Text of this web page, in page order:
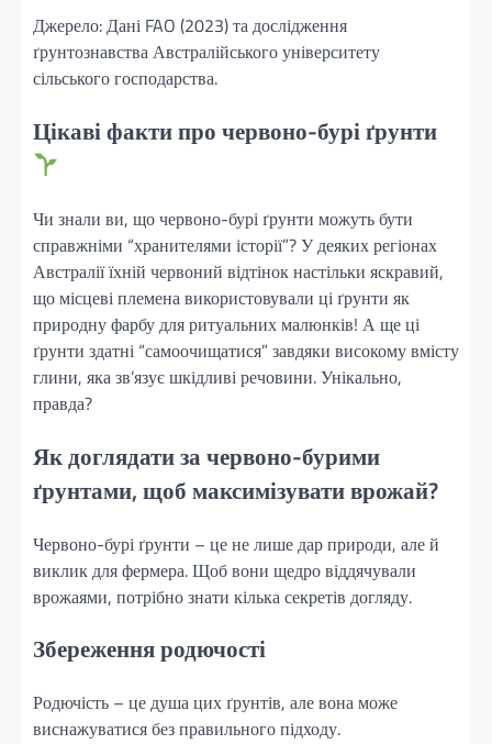
Джерело: Дані FAO (2023) та дослідження
ґрунтознавства Австралійського університету
сільського господарства.
Цікаві факти про червоно-бурі ґрунти
Чи знали ви, що червоно-бурі ґрунти можуть бути
справжніми “хранителями історії”? У деяких регіонах
Австралії їхній червоний відтінок настільки яскравий,
що місцеві племена використовували ці ґрунти як
природну фарбу для ритуальних малюнків! А ще ці
ґрунти здатні “самоочищатися” завдяки високому вмісту
глини, яка зв’язує шкідливі речовини. Унікально,
правда?
Як доглядати за червоно-бурими
ґрунтами, щоб максимізувати врожай?
Червоно-бурі ґрунти – це не лише дар природи, але й
виклик для фермера. Щоб вони щедро віддячували
врожаями, потрібно знати кілька секретів догляду.
Збереження родючості
Родючість – це душа цих ґрунтів, але вона може
виснажуватися без правильного підходу.